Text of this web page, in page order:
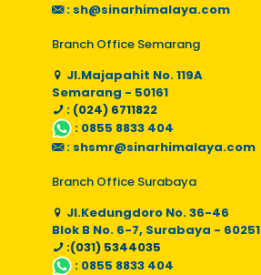
: sh@sinarhimalaya.com
Branch Office Semarang
Jl.Majapahit No. 119A
Semarang - 50161
: (024) 6711822
: 0855 8833 404
: shsmr@sinarhimalaya.com
Branch Office Surabaya
Jl.Kedungdoro No. 36-46
Blok B No. 6-7, Surabaya - 60251
:(031) 5344035
: 0855 8833 404